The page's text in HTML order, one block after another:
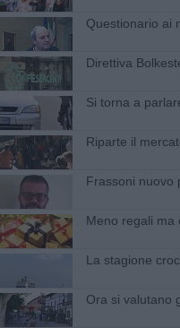
Questionario ai
Direttiva
Si torna a
Riparte il
Frassoni nuovo
Meno regali ma
La stagione
Ora si valutano